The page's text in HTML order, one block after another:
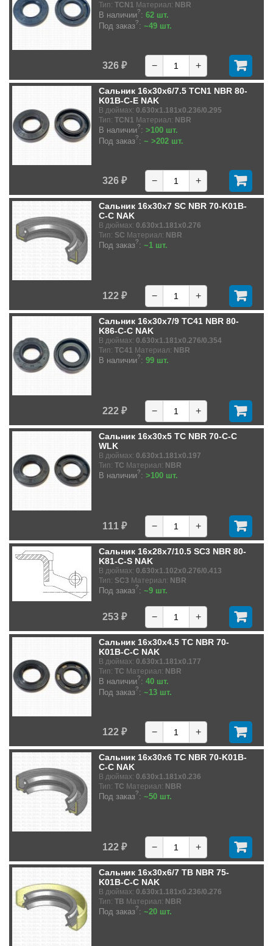
Тип: TCN1 Материал: NBR
В наличии?: 62 шт.
Под заказ?: ~49 шт.
326 ₽ − +
Сальник 16x30x6/7.5 TCN1 NBR 80-
K01B-C-E NAK
В дюймах: 0.630x1.181x0.236/0.295
Тип: TCN1 Материал: NBR
В наличии?: >100 шт.
Под заказ?: ~ >202 шт.
326 ₽ − +
Сальник 16x30x7 SC NBR 70-K01B-
C-C NAK
В дюймах: 0.630x1.181x0.276
Тип: SC Материал: NBR
Под заказ?: ~1 шт.
122 ₽ − +
Сальник 16x30x7/9 TC41 NBR 80-
K86-C-C NAK
В дюймах: 0.630x1.181x0.276/0.354
Тип: TC41 Материал: NBR
В наличии?: 99 шт.
222 ₽ − +
Сальник 16x30x5 TC NBR 70-C-C
WLK
В дюймах: 0.630x1.181x0.197
Тип: TC Материал: NBR
В наличии?: >100 шт.
111 ₽ − +
Сальник 16x28x7/10.5 SC3 NBR 80-
K81-C-S NAK
В дюймах: 0.630x1.102x0.276/0.413
Тип: SC3 Материал: NBR
Под заказ?: ~9 шт.
253 ₽ − +
Сальник 16x30x4.5 TC NBR 70-
K01B-C-C NAK
В дюймах: 0.630x1.181x0.177
Тип: TC Материал: NBR
В наличии?: 40 шт.
Под заказ?: ~13 шт.
122 ₽ − +
Сальник 16x30x6 TC NBR 70-K01B-
C-C NAK
В дюймах: 0.630x1.181x0.236
Тип: TC Материал: NBR
Под заказ?: ~50 шт.
122 ₽ − +
Сальник 16x30x6/7 TB NBR 75-
K01B-C-C NAK
В дюймах: 0.630x1.181x0.236/0.276
Тип: TB Материал: NBR
Под заказ?: ~20 шт.